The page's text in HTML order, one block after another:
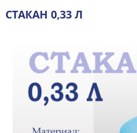
СТАКАН 0,33 Л